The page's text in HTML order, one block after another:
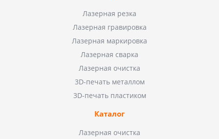
Лазерная резка
Лазерная гравировка
Лазерная маркировка
Лазерная сварка
Лазерная очистка
3D-печать металлом
3D-печать пластиком
Каталог
Лазерная очистка